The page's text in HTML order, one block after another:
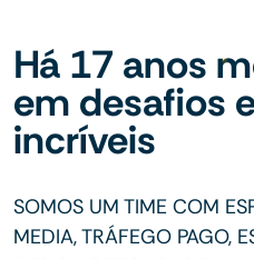
Há 17 anos
em desafios
incríveis
SOMOS UM TIME COM
MEDIA, TRÁFEGO PAGO,